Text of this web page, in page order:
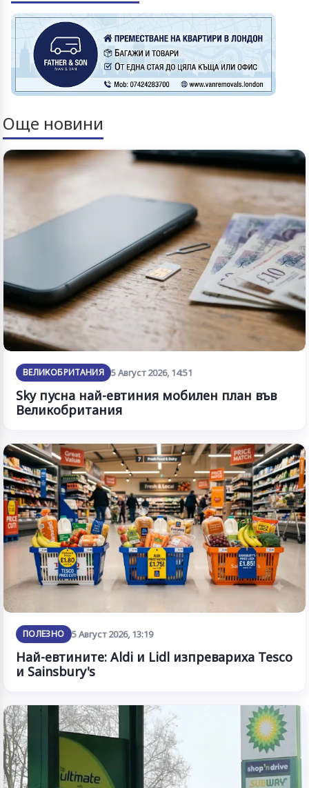
Още новини
ВЕЛИКОБРИТАНИЯ 5 Август 2026, 14:51
Sky пусна най-евтиния мобилен план във
Великобритания
ПОЛЕЗНО 5 Август 2026, 13:19
Най-евтините: Aldi и Lidl изпревариха Tesco
и Sainsbury's